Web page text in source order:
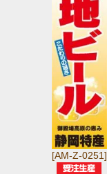
[AM-Z-0251]